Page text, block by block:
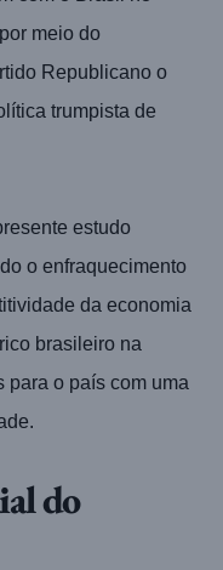
meio do
Republicano o
trumpista de
estudo
o enfraquecimento
da economia
brasileiro na
para o país com uma
do